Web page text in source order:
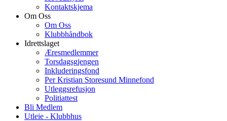
Kontaktskjema
Om Oss
Om Oss
Klubbhåndbok
Idrettslaget
Æresmedlemmer
Torsdagsgjengen
Inkluderingsfond
Per Kristian Storesund Minnefond
Utleggsrefusjon
Politiattest
Bli Medlem
Utleie - Klubbhus